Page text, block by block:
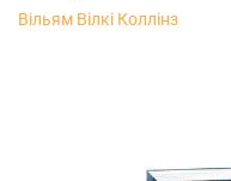
Вільям Вілкі Коллінз